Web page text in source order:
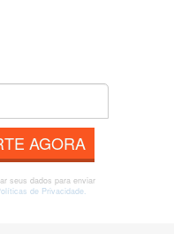
AGORA
seus dados para enviar
de Privacidade.